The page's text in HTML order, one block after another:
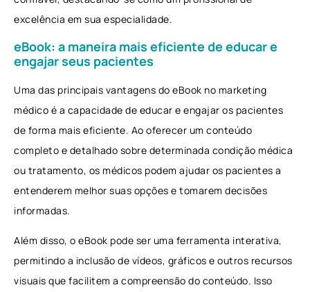
excelência em sua especialidade.
eBook: a maneira mais eficiente de educar e
engajar seus pacientes
Uma das principais vantagens do eBook no marketing
médico é a capacidade de educar e engajar os pacientes
de forma mais eficiente. Ao oferecer um conteúdo
completo e detalhado sobre determinada condição médica
ou tratamento, os médicos podem ajudar os pacientes a
entenderem melhor suas opções e tomarem decisões
informadas.
Além disso, o eBook pode ser uma ferramenta interativa,
permitindo a inclusão de vídeos, gráficos e outros recursos
visuais que facilitem a compreensão do conteúdo. Isso